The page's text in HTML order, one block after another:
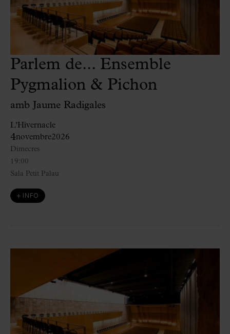
Parlem de... Ensemble
Pygmalion & Pichon
amb Jaume Radigales
L'Hivernacle
4novembre2026
19:00
Dimecres
Sala Petit Palau
+ INFO